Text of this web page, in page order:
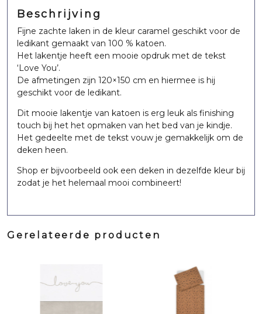
Beschrijving
Fijne zachte laken in de kleur caramel geschikt voor de
ledikant gemaakt van 100 % katoen.
Het lakentje heeft een mooie opdruk met de tekst
‘Love You’.
De afmetingen zijn 120×150 cm en hiermee is hij
geschikt voor de ledikant.
Dit mooie lakentje van katoen is erg leuk als finishing
touch bij het het opmaken van het bed van je kindje.
Het gedeelte met de tekst vouw je gemakkelijk om de
deken heen.
Shop er bijvoorbeeld ook een deken in dezelfde kleur bij
zodat je het helemaal mooi combineert!
Gerelateerde producten